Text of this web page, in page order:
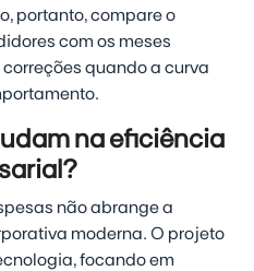
portanto, compare o
com os meses
quando a curva
na eficiência
não abrange a
moderna. O projeto
focando em